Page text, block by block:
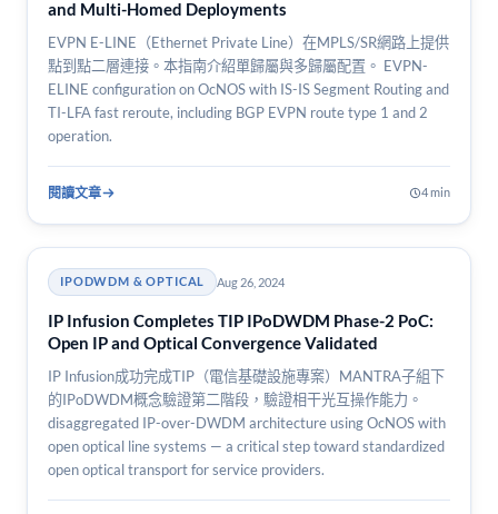
and Multi-Homed Deployments
EVPN E-LINE（Ethernet Private Line）在MPLS/SR網路上提供
點到點二層連接。本指南介紹單歸屬與多歸屬配置。 EVPN-
ELINE configuration on OcNOS with IS-IS Segment Routing and
TI-LFA fast reroute, including BGP EVPN route type 1 and 2
operation.
閱讀文章 4 min
IPODWDM & OPTICAL Aug 26, 2024
IP Infusion Completes TIP IPoDWDM Phase-2 PoC:
Open IP and Optical Convergence Validated
IP Infusion成功完成TIP（電信基礎設施專案）MANTRA子組下
的IPoDWDM概念驗證第二階段，驗證相干光互操作能力。
disaggregated IP-over-DWDM architecture using OcNOS with
open optical line systems — a critical step toward standardized
open optical transport for service providers.